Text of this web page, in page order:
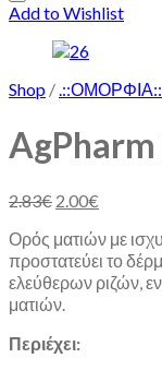
Add to Wishlist
Shop /
AgPharm
2.83€ 2.00€
Ορός ματιών με
προστατεύει το
ελεύθερων ριζών,
ματιών.
Περιέχει: